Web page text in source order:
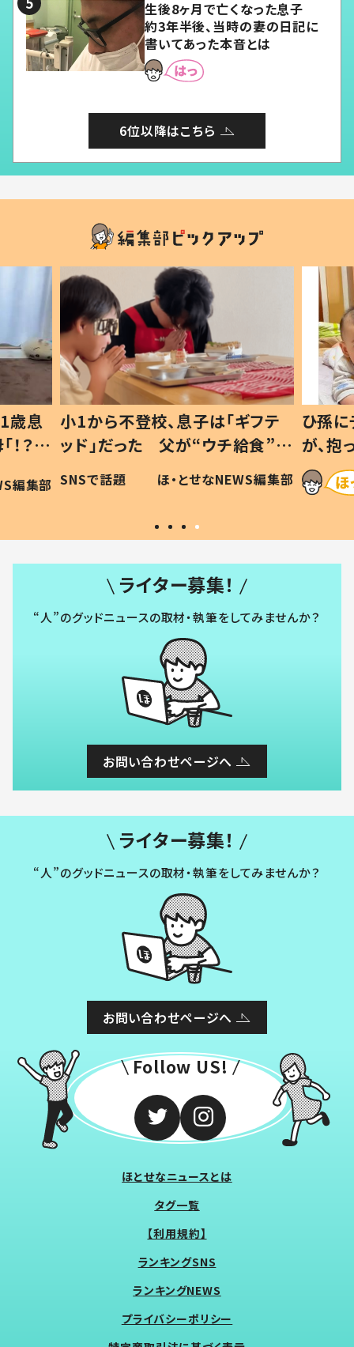
生後8ヶ月で亡くなった息子
約3年半後、当時の妻の日記に
書いてあった本音とは
6位以降はこちら
歳息
？」
編集部
小1から不登校、息子は「ギフテ
ッド」だった 父が“ウチ給食”を
作り続ける理由とは #令和の親
#令和の子
SNSで話題 ほ・とせなNEWS編集部
ひ孫
が、
「涙が
い」
ライター募集！
“人”のグッドニュースの取材・執筆をしてみませんか？
お問い合わせページへ
ライター募集！
“人”のグッドニュースの取材・執筆をしてみませんか？
お問い合わせページへ
Follow US!
ほとせなニュースとは
タグ一覧
【利用規約】
ランキングSNS
ランキングNEWS
プライバシーポリシー